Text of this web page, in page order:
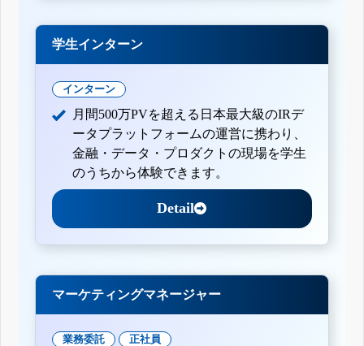
学生インターン
インターン
月間500万PVを超える日本最大級のIRデ
ータプラットフォームの運営に携わり、
金融・データ・プロダクトの現場を学生
のうちから体験できます。
Detail
マーケティングマネージャー
業務委託 正社員